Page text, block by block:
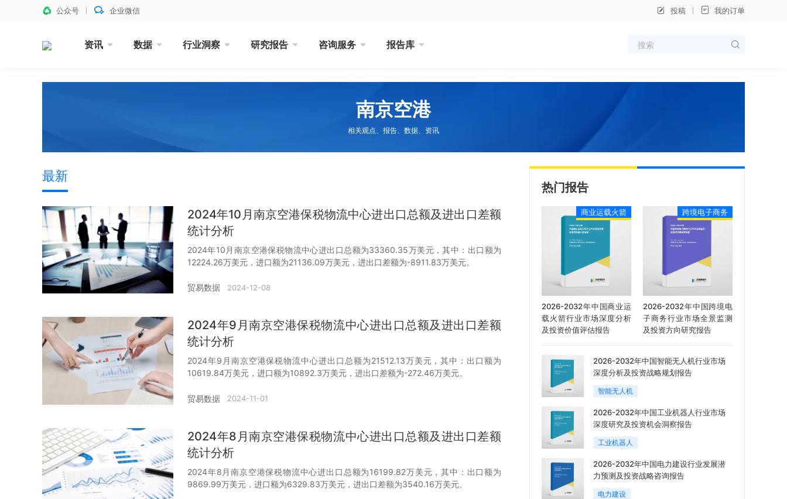
公众号 企业微信 投稿 我的订单
资讯 数据 行业洞察 研究报告 咨询服务 报告库
南京空港
相关观点、报告、数据、资讯
最新
2024年10月南京空港保税物流中心进出口总额及进出口差额
统计分析
2024年10月南京空港保税物流中心进出口总额为33360.35万美元，其中：出口额为
12224.26万美元，进口额为21136.09万美元，进出口差额为-8911.83万美元。
贸易数据 2024-12-08
2024年9月南京空港保税物流中心进出口总额及进出口差额
统计分析
2024年9月南京空港保税物流中心进出口总额为21512.13万美元，其中：出口额为
10619.84万美元，进口额为10892.3万美元，进出口差额为-272.46万美元。
贸易数据 2024-11-01
2024年8月南京空港保税物流中心进出口总额及进出口差额
统计分析
2024年8月南京空港保税物流中心进出口总额为16199.82万美元，其中：出口额为
9869.99万美元，进口额为6329.83万美元，进出口差额为3540.16万美元。
热门报告
商业运载火箭
2026-2032年中国商业运
载火箭行业市场深度分析
及投资价值评估报告
跨境电子商务
2026-2032年中国跨境电
子商务行业市场全景监测
及投资方向研究报告
2026-2032年中国智能无人机行业市场
深度分析及投资战略规划报告
智能无人机
2026-2032年中国工业机器人行业市场
深度研究及投资机会洞察报告
工业机器人
2026-2032年中国电力建设行业发展潜
力预测及投资战略咨询报告
电力建设